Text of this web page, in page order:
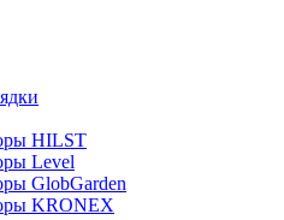
HILST
Level
GlobGarden
KRONEX